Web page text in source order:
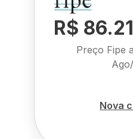
R$
Preço Fipe
Nova